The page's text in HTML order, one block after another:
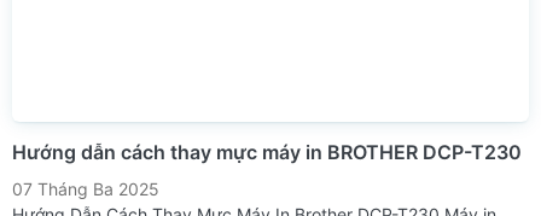
Hướng dẫn cách thay mực máy in BROTHER DCP-T230
07 Tháng Ba 2025